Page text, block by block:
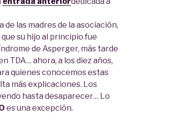
las madres de la asociación,
su hijo al principio fue
de Asperger, más tarde
TDA… ahora, a los diez años,
quienes conocemos estas
más explicaciones. Los
hasta desaparecer… Lo
es una excepción.